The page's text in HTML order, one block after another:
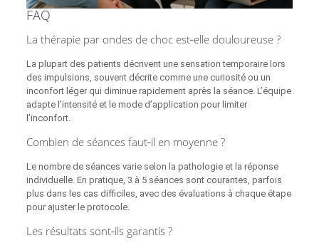
FAQ
La thérapie par ondes de choc est‑elle douloureuse ?
La plupart des patients décrivent une sensation temporaire lors
des impulsions, souvent décrite comme une curiosité ou un
inconfort léger qui diminue rapidement après la séance. L’équipe
adapte l’intensité et le mode d’application pour limiter
l’inconfort.
Combien de séances faut‑il en moyenne ?
Le nombre de séances varie selon la pathologie et la réponse
individuelle. En pratique, 3 à 5 séances sont courantes, parfois
plus dans les cas difficiles, avec des évaluations à chaque étape
pour ajuster le protocole.
Les résultats sont‑ils garantis ?